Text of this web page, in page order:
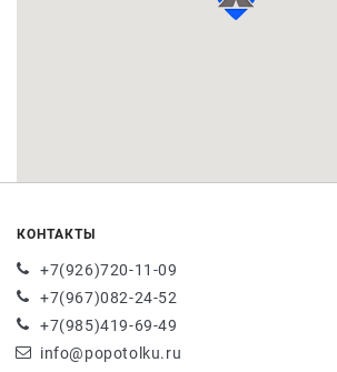
КОНТАКТЫ
+7(926)720-11-09
+7(967)082-24-52
+7(985)419-69-49
info@popotolku.ru